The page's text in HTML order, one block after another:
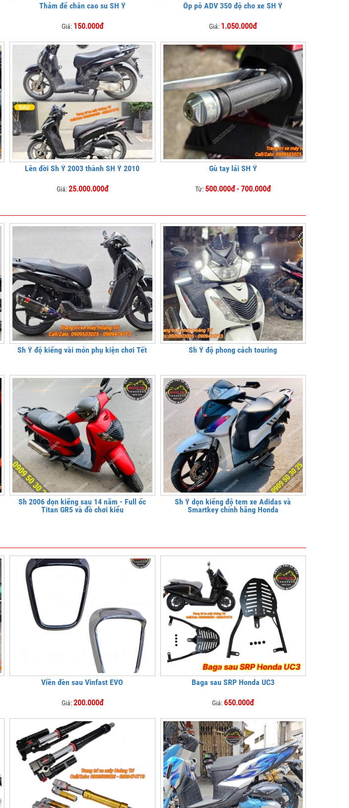
Thảm để chân cao su SH Ý
Giá: 150.000đ
Ốp pô ADV 350 độ cho xe SH Ý
Giá: 1.050.000đ
Lên đời Sh Ý 2003 thành SH Ý 2010
Giá:25.000.000đ
Gù tay lái SH Ý
Từ: 500.000đ - 700.000đ
Sh Ý độ kiểng vài món phụ kiện chơi Tết Sh Ý độ phong cách touring
Sh 2006 dọn kiểng sau 14 năm - Full ốc
Titan GR5 và đồ chơi kiểu
Sh Ý dọn kiểng độ tem xe Adidas và
Smartkey chính hãng Honda
Viền đèn sau Vinfast EVO
Giá:200.000đ
Baga sau SRP Honda UC3
Giá: 650.000đ